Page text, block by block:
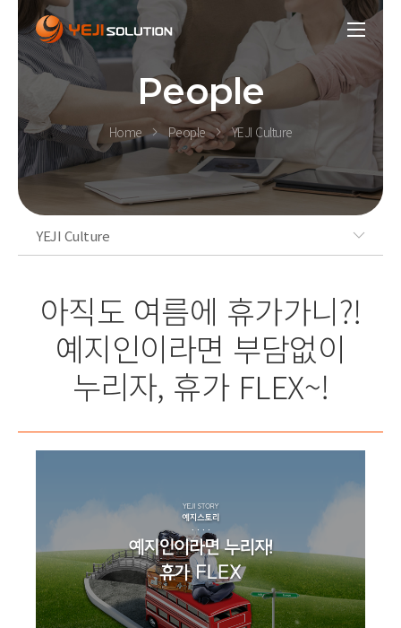
People
Home People YEJI Culture
YEJI Culture
아직도 여름에 휴가가니?!
예지인이라면 부담없이
누리자, 휴가 FLEX~!